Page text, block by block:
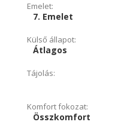
Emelet:
7. Emelet
Külső állapot:
Átlagos
Tájolás:
Komfort fokozat:
Összkomfort